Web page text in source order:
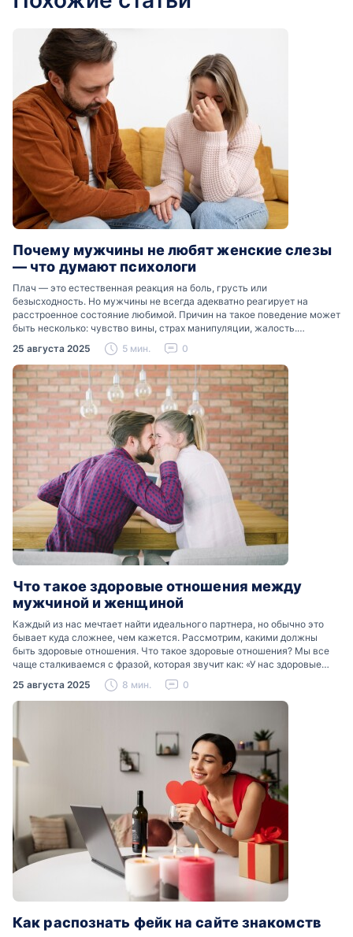
Почему мужчины не любят женские слезы
— что думают психологи
Плач — это естественная реакция на боль, грусть или
безысходность. Но мужчины не всегда адекватно реагирует на
расстроенное состояние любимой. Причин на такое поведение может
быть несколько: чувство вины, страх манипуляции, жалость.
Разобраться, почему мужчины боятся женских слез, помогут советы
психологов…
25 августа 2025 5 мин. 0
Что такое здоровые отношения между
мужчиной и женщиной
Каждый из нас мечтает найти идеального партнера, но обычно это
бывает куда сложнее, чем кажется. Рассмотрим, какими должны
быть здоровые отношения. Что такое здоровые отношения? Мы все
чаще сталкиваемся с фразой, которая звучит как: «У нас здоровые
отношения». Что именно подразумевается…
25 августа 2025 8 мин. 0
Как распознать фейк на сайте знакомств